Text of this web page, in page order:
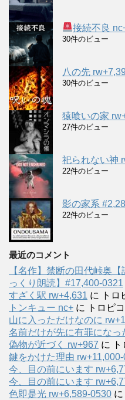
接続不良
30件のビュー
八の先
30件のビュー
猿喰いの家
27件のビュー
祀られない神
22件のビュー
影の家系
22件のビュー
最近のコメント
【名作】禁断の田代峠奥
っくり朗読】#17,400-0321
すざく駅 rw+4,631 に トロ
トンキュー nc+ に トロピコ
山に入っただけなのに
名前だけが先に有罪になっ
偽物が近づく rw+967 に
鍵をかけた理由
今、目の前にいます
今、目の前にいます
色即是光 rw+6,589-0530 に